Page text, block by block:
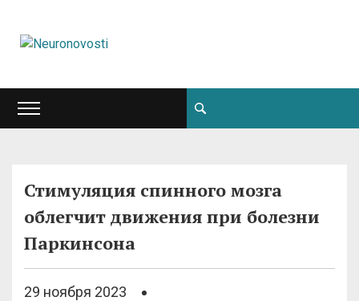
Стимуляция спинного мозга
облегчит движения при болезни
Паркинсона
29 ноября 2023